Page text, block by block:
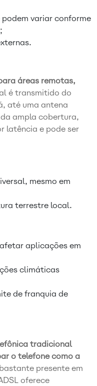
variar conforme
áreas remotas,
é transmitido do
até uma antena
ampla cobertura,
latência e pode ser
mesmo em
terrestre local.
aplicações em
climáticas
de franquia de
tradicional
o telefone como a
presente em
oferece